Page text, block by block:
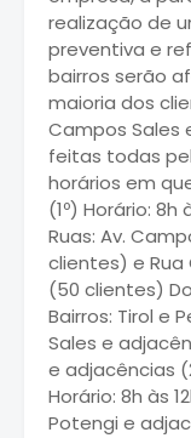
realização de
preventiva e
bairros serão
maioria dos
Campos Sales
feitas todas
horários em
(1º) Horário: 8h
Ruas: Av.
clientes) e Rua
(50 clientes)
Bairros: Tirol e
Sales e
e adjacências
Horário: 8h às
Potengi e